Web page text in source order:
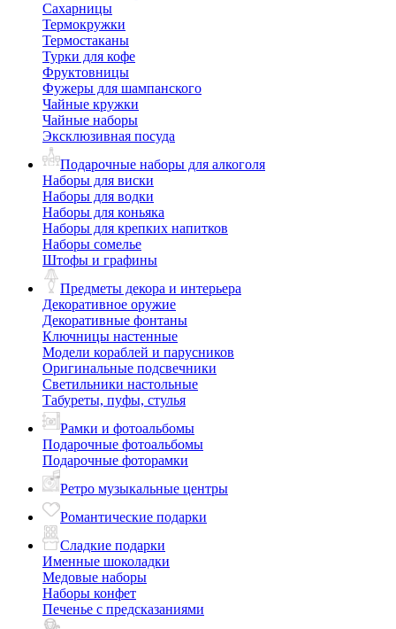
Сахарницы
Термокружки
Термостаканы
Турки для кофе
Фруктовницы
Фужеры для шампанского
Чайные кружки
Чайные наборы
Эксклюзивная посуда
Подарочные наборы для алкоголя
Наборы для виски
Наборы для водки
Наборы для коньяка
Наборы для крепких напитков
Наборы сомелье
Штофы и графины
Предметы декора и интерьера
Декоративное оружие
Декоративные фонтаны
Ключницы настенные
Модели кораблей и парусников
Оригинальные подсвечники
Светильники настольные
Табуреты, пуфы, стулья
Рамки и фотоальбомы
Подарочные фотоальбомы
Подарочные фоторамки
Ретро музыкальные центры
Романтические подарки
Сладкие подарки
Именные шоколадки
Медовые наборы
Наборы конфет
Печенье с предсказаниями